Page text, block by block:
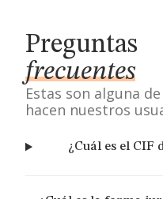
Preguntas
frecuentes
Estas son alguna
hacen nuestros
¿Cuál es el CIF